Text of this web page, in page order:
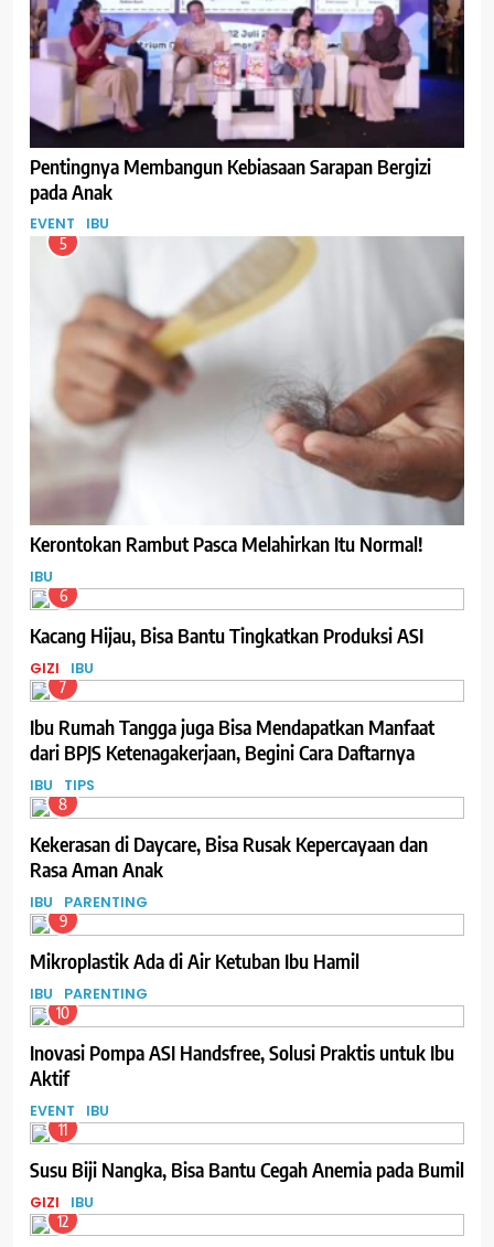
Pentingnya Membangun Kebiasaan Sarapan Bergizi
pada Anak
EVENT IBU
5
Kerontokan Rambut Pasca Melahirkan Itu Normal!
IBU
6
Kacang Hijau, Bisa Bantu Tingkatkan Produksi ASI
GIZI IBU
7
Ibu Rumah Tangga juga Bisa Mendapatkan Manfaat
dari BPJS Ketenagakerjaan, Begini Cara Daftarnya
IBU TIPS
8
Kekerasan di Daycare, Bisa Rusak Kepercayaan dan
Rasa Aman Anak
IBU PARENTING
9
Mikroplastik Ada di Air Ketuban Ibu Hamil
IBU PARENTING
10
Inovasi Pompa ASI Handsfree, Solusi Praktis untuk Ibu
Aktif
EVENT IBU
11
Susu Biji Nangka, Bisa Bantu Cegah Anemia pada Bumil
GIZI IBU
12